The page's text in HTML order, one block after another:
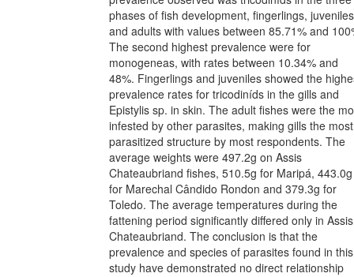
phases of fish development, fingerlings, juveniles
and adults with values between 85.71% and
The second highest prevalence were for
monogeneas, with rates between 10.34% and
48%. Fingerlings and juveniles showed the
prevalence rates for tricodiníds in the gills and
Epistylis sp. in skin. The adult fishes were the
infested by other parasites, making gills the most
parasitized structure by most respondents. The
average weights were 497.2g on Assis
Chateaubriand fishes, 510.5g for Maripá, 443.0g
for Marechal Cândido Rondon and 379.3g for
Toledo. The average temperatures during the
fattening period significantly differed only in Assis
Chateaubriand. The conclusion is that the
prevalence and species of parasites found in this
study have demonstrated no direct relationship